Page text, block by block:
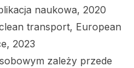
naukowa, 2020
transport, European
2023
zależy przede